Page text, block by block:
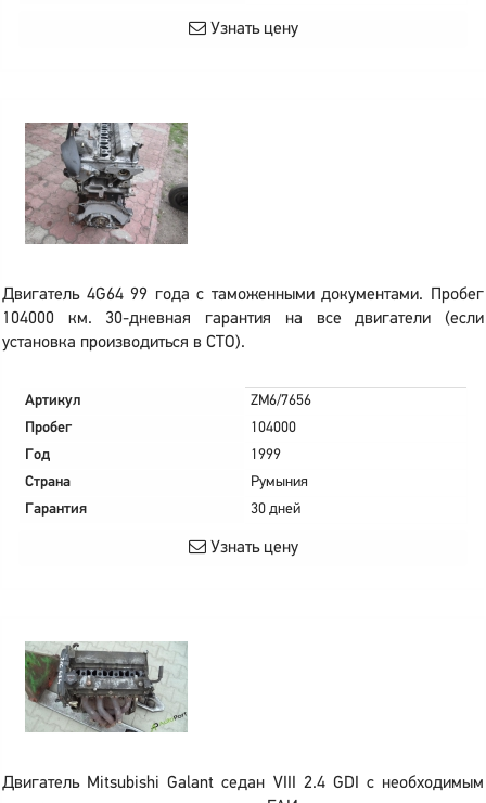
Узнать цену
Двигатель 4G64 99 года с таможенными документами. Пробег
104000 км. 30-дневная гарантия на все двигатели (если
установка производиться в СТО).
Артикул
ZM6/7656
Пробег
104000
Год
1999
Страна
Румыния
Гарантия
30 дней
Узнать цену
Двигатель Mitsubishi Galant седан VIII 2.4 GDI с необходимым